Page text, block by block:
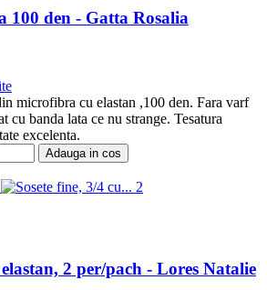
den - Gatta Rosalia
microfibra cu elastan ,100 den. Fara varf
cu banda lata ce nu strange. Tesatura
excelenta.
Adauga in cos
elastan, 2 per/pach - Lores Natalie